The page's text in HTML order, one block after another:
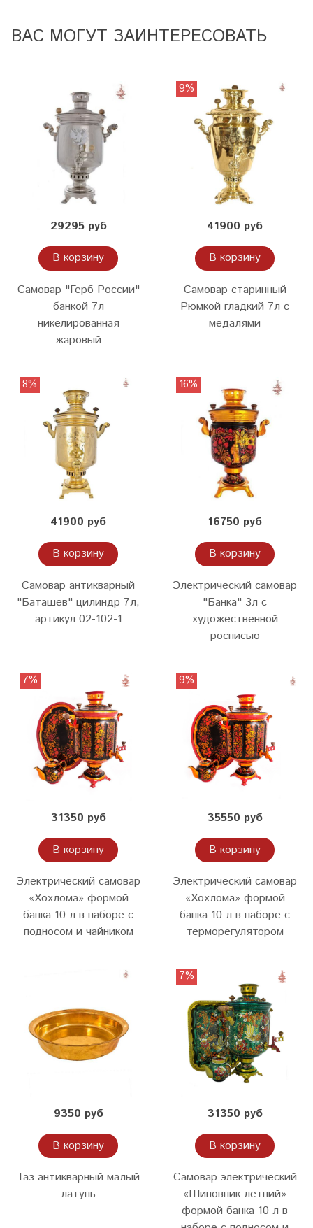
ВАС МОГУТ ЗАИНТЕРЕСОВАТЬ
29295 руб
В корзину
Самовар "Герб России"
банкой 7л
никелированная
жаровый
9%
41900 руб
В корзину
Самовар старинный
Рюмкой гладкий 7л с
медалями
8%
41900 руб
В корзину
Самовар антикварный
"Баташев" цилиндр 7л,
артикул 02-102-1
16%
16750 руб
В корзину
Электрический самовар
"Банка" 3л с
художественной
росписью
7%
31350 руб
В корзину
Электрический самовар
«Хохлома» формой
банка 10 л в наборе с
подносом и чайником
9%
35550 руб
В корзину
Электрический самовар
«Хохлома» формой
банка 10 л в наборе c
терморегулятором
9350 руб
В корзину
Таз антикварный малый
латунь
7%
31350 руб
В корзину
Самовар электрический
«Шиповник летний»
формой банка 10 л в